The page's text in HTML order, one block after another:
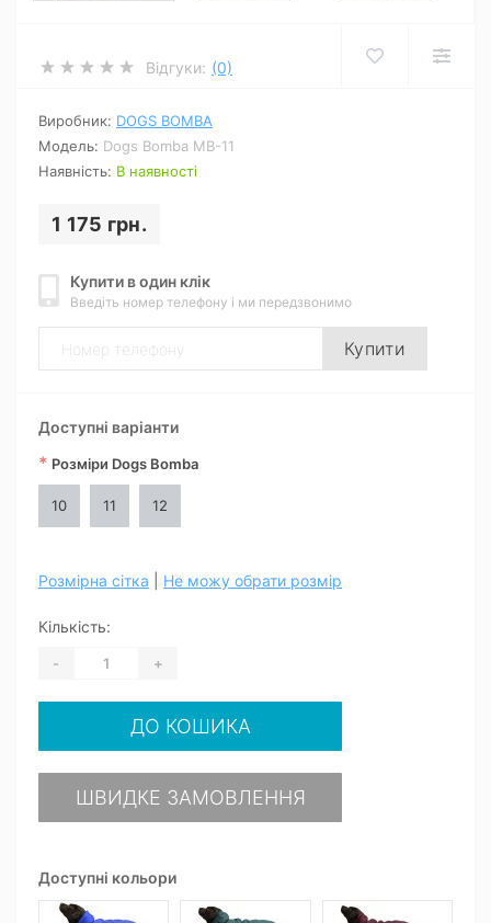
Відгуки: (0)
Виробник: DOGS BOMBA
Модель: Dogs Bomba MB-11
Наявність: В наявності
1 175 грн.
Купити в один клік
Введіть номер телефону і ми передзвонимо
Купити
Доступні кольори
Доступні варіанти
* Розміри Dogs Bomba
10 11 12
Розмірна сітка Не можу обрати розмір
Кількість:
- +
ДО КОШИКА
ШВИДКЕ ЗАМОВЛЕННЯ